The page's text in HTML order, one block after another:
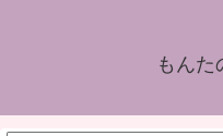
もんた